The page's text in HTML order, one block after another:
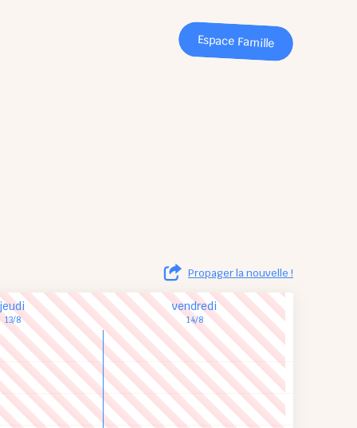
Espace Famille
Propager la nouvelle !
jeudi
13/8
vendredi
14/8